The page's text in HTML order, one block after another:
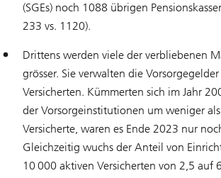
(SGEs) noch 1088 übrigen
233 vs. 1120).
Drittens werden viele der verbliebenen
grösser. Sie verwalten die
Versicherten. Kümmerten sich im Jahr
der Vorsorgeinstitutionen um weniger
Versicherte, waren es Ende 2023 nur
Gleichzeitig wuchs der Anteil von
10 000 aktiven Versicherten von 2,5 auf